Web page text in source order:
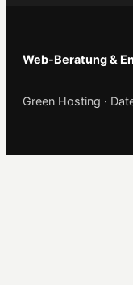
Web-Beratung &
Green Hosting ·